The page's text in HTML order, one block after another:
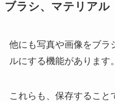
ブラシ、マテリアル
他にも写真や画像をブラ
ルにする機能があります。
これらも、保存すること